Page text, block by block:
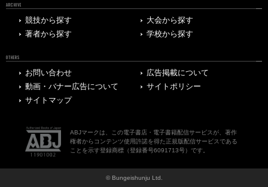
ARCHIVE
競技から探す
大会から探す
著者から探す
学校から探す
OTHERS
お問い合わせ
広告掲載について
動画・バナー広告について
サイトポリシー
サイトマップ
ABJマークは、この電子書店・電子書籍配信サービスが、著作
権者からコンテンツ使用許諾を得た正規版配信サービスである
ことを示す登録商標（登録番号6091713号）です。
© Bungeishunju Ltd.